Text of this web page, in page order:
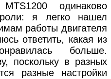
одинаково
я легко нашел
работы двигателя
ответить, какая из
больше.
поскольку в разных
разные настройки